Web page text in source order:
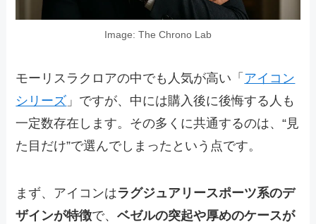
Image: The Chrono Lab
モーリスラクロアの中でも人気が高い「 アイコン
シリーズ 」ですが、中には購入後に後悔する人も
一定数存在します。その多くに共通するのは、“見
た目だけ”で選んでしまったという点です。
まず、アイコンはラグジュアリースポーツ系のデ
ザインが特徴で、ベゼルの突起や厚めのケースが